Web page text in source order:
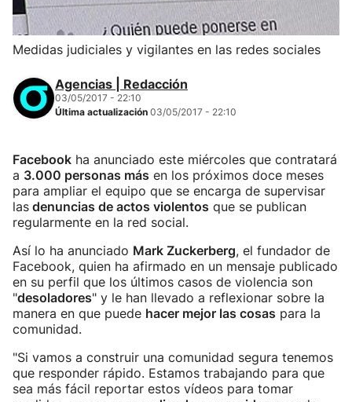
Medidas judiciales y vigilantes en las redes sociales
Agencias | Redacción
03/05/2017 - 22:10
Última actualización 03/05/2017 - 22:10
Facebook ha anunciado este miércoles que contratará
a 3.000 personas más en los próximos doce meses
para ampliar el equipo que se encarga de supervisar
las denuncias de actos violentos que se publican
regularmente en la red social.
Así lo ha anunciado Mark Zuckerberg, el fundador de
Facebook, quien ha afirmado en un mensaje publicado
en su perfil que los últimos casos de violencia son
"desoladores" y le han llevado a reflexionar sobre la
manera en que puede hacer mejor las cosas para la
comunidad.
"Si vamos a construir una comunidad segura tenemos
que responder rápido. Estamos trabajando para que
sea más fácil reportar estos vídeos para tomar